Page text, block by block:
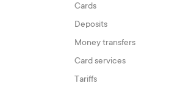
Cards
Deposits
Money transfers
Card services
Tariffs